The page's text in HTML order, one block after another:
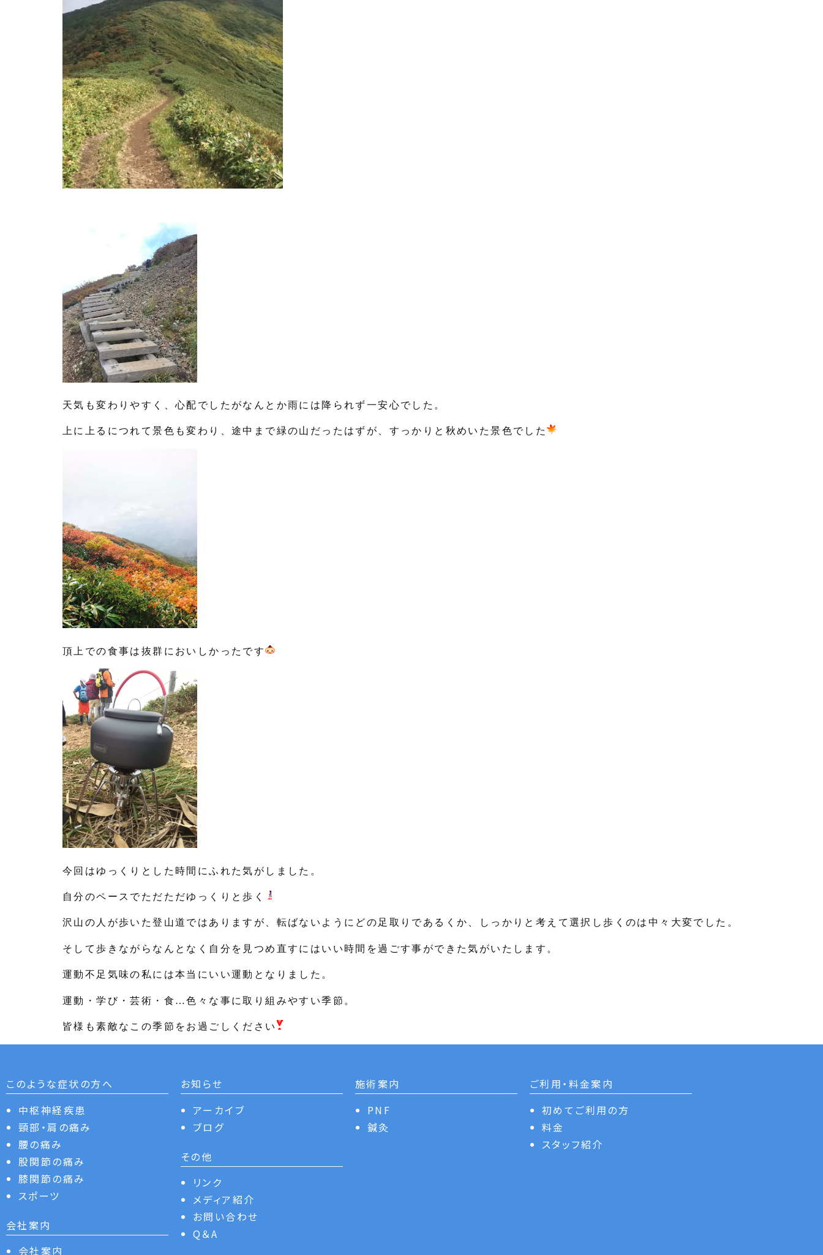
天気も変わりやすく、心配でしたがなんとか雨には降られず一安心でした。
上に上るにつれて景色も変わり、途中まで緑の山だったはずが、 すっかりと秋めいた景色でした
頂上での食事は抜群においしかったです
今回はゆっくりとした時間にふれた気がしました。
自分のペースでただただゆっくりと歩く
沢山の人が歩いた登山道ではありますが、転ばないようにどの足取りであるくか、 しっかりと考えて選択し歩くのは中々大変でした。
そして歩きながらなんとなく自分を見つめ直すには いい時間を過ごす事ができた気がいたします。
運動不足気味の私には本当にいい運動となりました。
運動・学び・芸術・食…色々な事に取り組みやすい季節。
皆様も素敵なこの季節をお過ごしください
このような症状の方へ
中枢神経疾患
頸部・肩の痛み
腰の痛み
股関節の痛み
膝関節の痛み
スポーツ
会社案内
会社案内
お知らせ
アーカイブ
ブログ
その他
リンク
メディア紹介
お問い合わせ
Q＆A
施術案内
PNF
鍼灸
ご利用・料金案内
初めてご利用の方
料金
スタッフ紹介